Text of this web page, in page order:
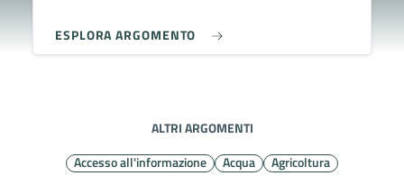
ESPLORA ARGOMENTO
ALTRI ARGOMENTI
Accesso all'informazione
Acqua
Agricoltura